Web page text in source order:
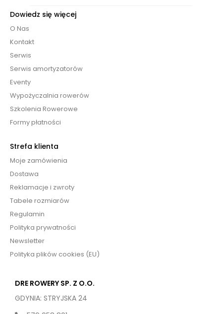
Dowiedz się więcej
O Nas
Kontakt
Serwis
Serwis amortyzatorów
Eventy
Wypożyczalnia rowerów
Szkolenia Rowerowe
Formy płatności
Strefa klienta
Moje zamówienia
Dostawa
Reklamacje i zwroty
Tabele rozmiarów
Regulamin
Polityka prywatności
Newsletter
Polityka plików cookies (EU)
DRE ROWERY SP. Z O.O.
GDYNIA: STRYJSKA 24